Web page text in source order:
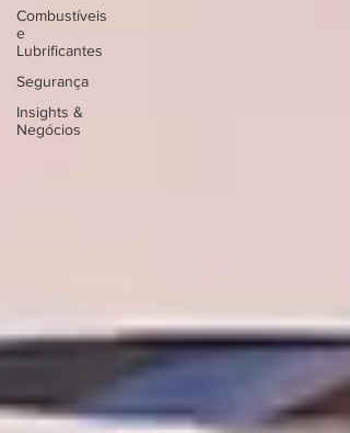
Combustíveis
e
Lubrificantes
Segurança
Insights &
Negócios